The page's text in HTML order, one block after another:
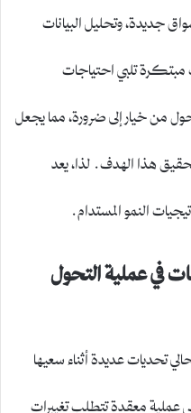
جديدة، وتحليل البيانات
تلبي احتياجات
من خيار إلى ضرورة، مما يجعل
هذا الهدف. لذا، يعد
النمو المستدام.
في عملية التحول
تحديات عديدة أثناء سعيها
عملية معقدة تتطلب تغييرات